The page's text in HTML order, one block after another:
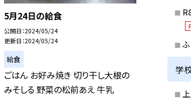
5月24日の給食
公開日 2024/05/24
更新日 2024/05/24
給食
ごはん お好み焼き 切り干し大根の
みそしる 野菜の松前あえ 牛乳
学